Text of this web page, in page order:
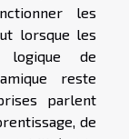
les
lorsque les
logique de
reste
parlent
de